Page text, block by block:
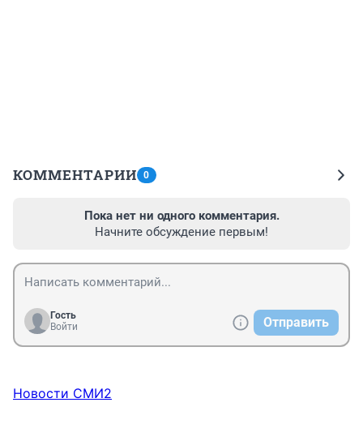
КОММЕНТАРИИ 0
Пока нет ни одного комментария.
Начните обсуждение первым!
Гость
Войти
Отправить
Новости СМИ2